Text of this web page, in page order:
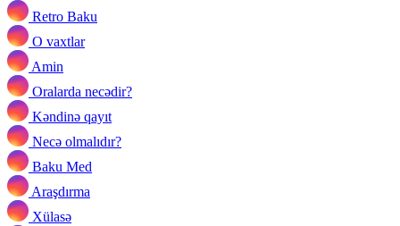
Retro Baku
O vaxtlar
Amin
Oralarda necədir?
Kəndinə qayıt
Necə olmalıdır?
Baku Med
Araşdırma
Xülasə